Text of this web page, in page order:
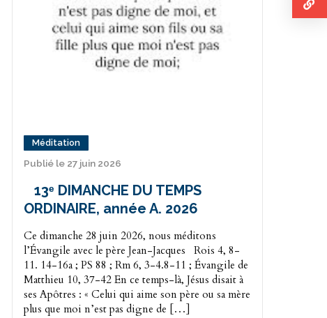
Méditation
Publié le 27 juin 2026
13ᵉ DIMANCHE DU TEMPS
ORDINAIRE, année A. 2026
Ce dimanche 28 juin 2026, nous méditons
l’Évangile avec le père Jean-Jacques Rois 4, 8-
11. 14-16a ; PS 88 ; Rm 6, 3-4.8-11 ; Évangile de
Matthieu 10, 37-42 En ce temps-là, Jésus disait à
ses Apôtres : « Celui qui aime son père ou sa mère
plus que moi n’est pas digne de […]